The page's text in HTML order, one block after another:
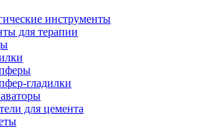
инструменты
для терапии
гладилки
для цемента